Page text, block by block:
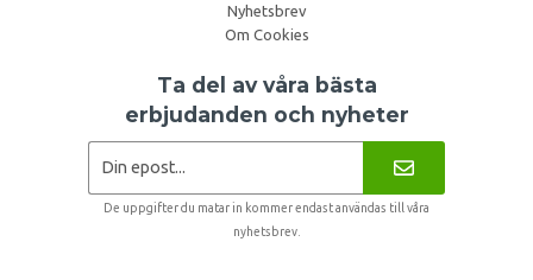
Nyhetsbrev
Om Cookies
Ta del av våra bästa
erbjudanden och nyheter
De uppgifter du matar in kommer endast användas till våra
nyhetsbrev.